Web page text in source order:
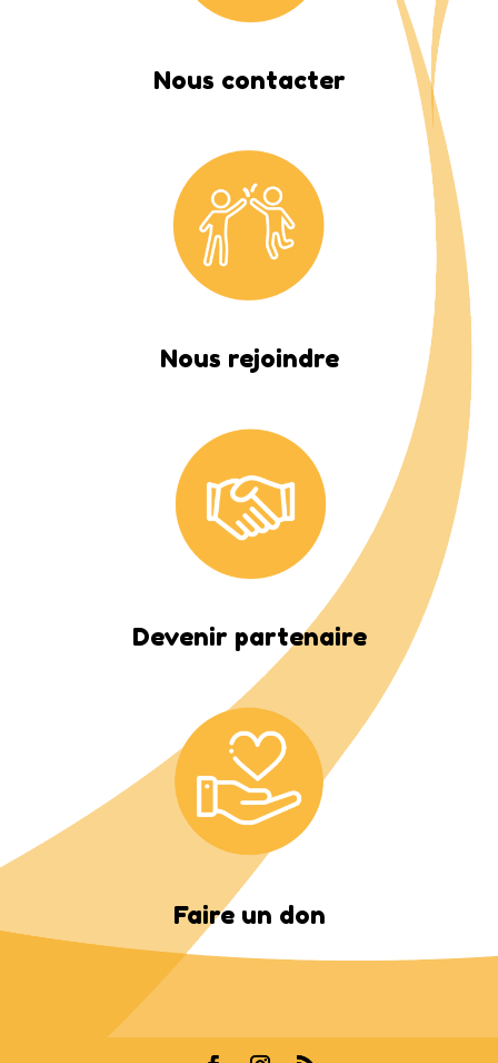
Nous contacter
Nous rejoindre
Devenir partenaire
Faire un don